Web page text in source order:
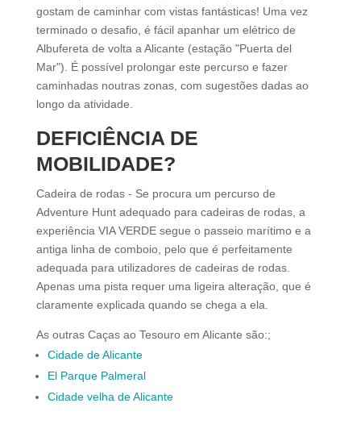
gostam de caminhar com vistas fantásticas! Uma vez
terminado o desafio, é fácil apanhar um elétrico de
Albufereta de volta a Alicante (estação "Puerta del
Mar"). É possível prolongar este percurso e fazer
caminhadas noutras zonas, com sugestões dadas ao
longo da atividade.
DEFICIÊNCIA DE
MOBILIDADE?
Cadeira de rodas - Se procura um percurso de
Adventure Hunt adequado para cadeiras de rodas, a
experiência VIA VERDE segue o passeio marítimo e a
antiga linha de comboio, pelo que é perfeitamente
adequada para utilizadores de cadeiras de rodas.
Apenas uma pista requer uma ligeira alteração, que é
claramente explicada quando se chega a ela.
As outras Caças ao Tesouro em Alicante são:;
Cidade de Alicante
El Parque Palmeral
Cidade velha de Alicante